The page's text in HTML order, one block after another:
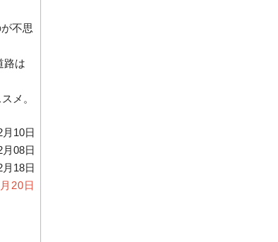
不思
路は
メ。
10日
08日
18日
20日